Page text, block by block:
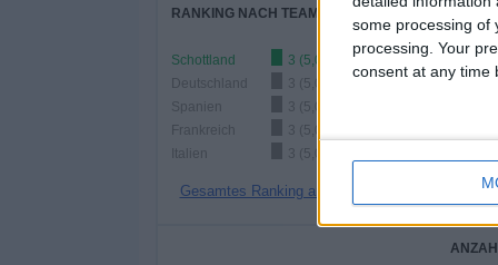
some processing of
processing. Your
consent at any time
RANKING NACH TEAMS
Schottland
3 (5,08%)
Deutschland
3 (5,08%)
Spanien
3 (5,08%)
Frankreich
3 (5,08%)
Italien
3 (5,08%)
Gesamtes Ranking anzeigen